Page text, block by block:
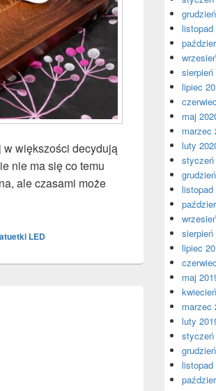
większości decydują
nie ma się co temu
ale czasami może
prezenty w Internecie?
LED
listopad
sierpień
lipiec
maj
marzec
luty
styczeń
listopad
sierpień
lipiec
maj
marzec
luty
styczeń
listopad